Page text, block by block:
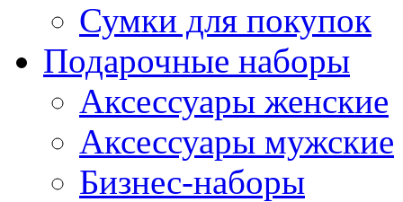
Сумки для покупок
Подарочные наборы
Аксессуары женские
Аксессуары мужские
Бизнес-наборы